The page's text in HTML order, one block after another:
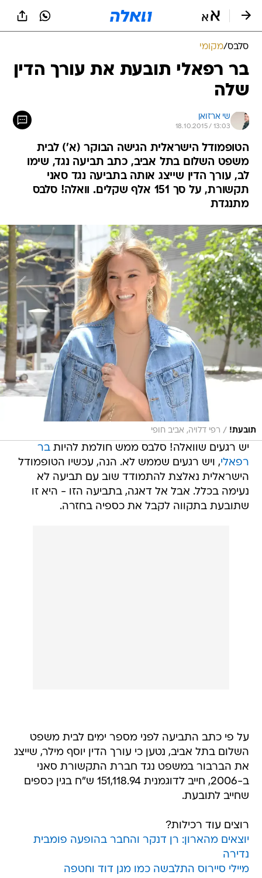
סלבס/מקומי
בר רפאלי תובעת את עורך הדין
שלה
שי ארזואן
18.10.2015 / 13:03
הטופמודל הישראלית הגישה הבוקר (א') לבית
משפט השלום בתל אביב, כתב תביעה נגד, שימו
לב, עורך הדין שייצג אותה בתביעה נגד סאני
תקשורת, על סך 151 אלף שקלים. וואלה! סלבס
מתנגדת
תובעת! / רפי דלויה, אביב חופי
יש רגעים שוואלה! סלבס ממש חולמת להיותבר
רפאלי, ויש רגעים שממש לא. הנה, עכשיו הטופמודל
הישראלית נאלצת להתמודד שוב עם תביעה לא
נעימה בכלל. אבל אל דאגה, בתביעה הזו - היא זו
שתובעת בתקווה לקבל את כספיה בחזרה.
על פי כתב התביעה לפני מספר ימים לבית משפט
השלום בתל אביב, נטען כי עורך הדין יוסף מילר, שייצג
את הברבור במשפט נגד חברת התקשורת סאני
ב-2006, חייב לדוגמנית 151,118.94 ש"ח בגין כספים
שחייב לתובעת.
רוצים עוד רכילות?
יוצאים מהארון: רן דנקר והחבר בהופעה פומבית
נדירה
מיילי סיירוס התלבשה כמו מגן דוד וחטפה